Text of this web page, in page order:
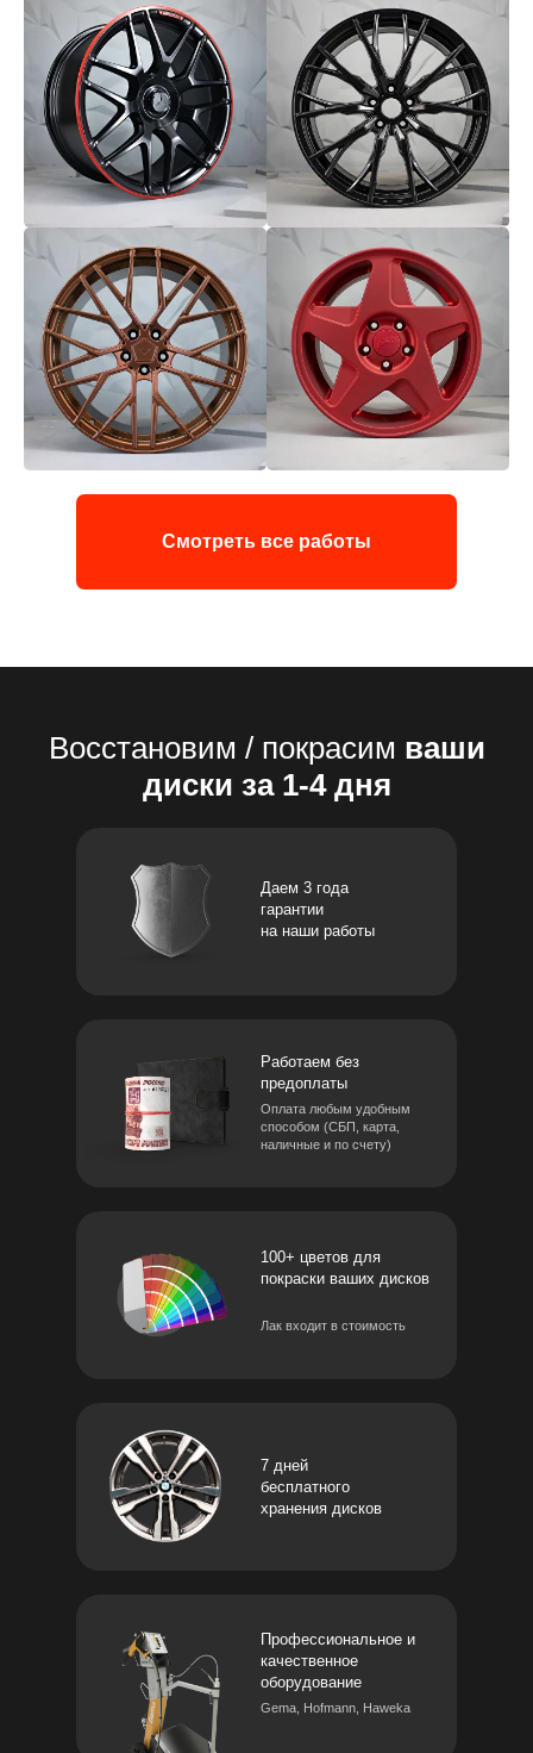
Смотреть все работы
Даем 3 года
гарантии
на наши работы
Работаем без
предоплаты
100+ цветов для
покраски ваших дисков
7 дней
бесплатного
хранения дисков
Профессиональное и
качественное
оборудование
Оплата любым удобным
способом (СБП, карта,
наличные и по счету)
Лак входит в стоимость
Gema, Hofmann, Haweka
Восстановим / покрасим ваши
диски за 1-4 дня